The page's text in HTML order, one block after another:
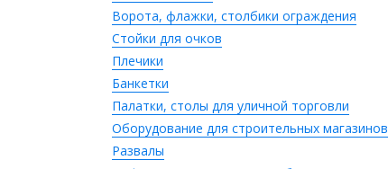
Ворота, флажки, столбики ограждения
Стойки для очков
Плечики
Банкетки
Палатки, столы для уличной торговли
Оборудование для строительных магазинов
Развалы